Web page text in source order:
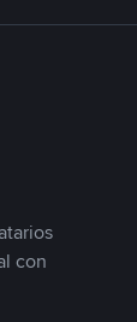
con